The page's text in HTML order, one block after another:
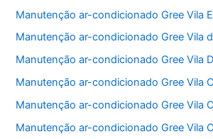
Manutenção ar-condicionado Gree Vila
Manutenção ar-condicionado Gree Vila
Manutenção ar-condicionado Gree Vila
Manutenção ar-condicionado Gree Vila
Manutenção ar-condicionado Gree Vila
Manutenção ar-condicionado Gree Vila